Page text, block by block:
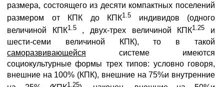
размера, состоящего из десяти компактных поселений
размером от КПК до КПК1.5 индивидов (одного
величиной КПК1.5 , двух-трех величиной КПК1.25 и
шести-семи величиной КПК), то в такой
саморазвивающейся системе имеются
социокультурные формы трех типов: условно говоря,
внешние на 100% (КПК), внешние на 75%и внутренние
1.25